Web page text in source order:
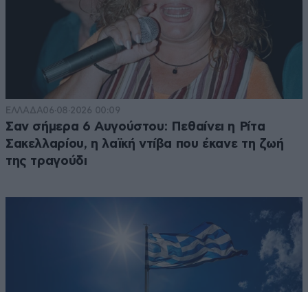
ΕΛΛΑΔΑ06·08·2026 00:09
Σαν σήμερα 6 Αυγούστου: Πεθαίνει η Ρίτα
Σακελλαρίου, η λαϊκή ντίβα που έκανε τη ζωή
της τραγούδι